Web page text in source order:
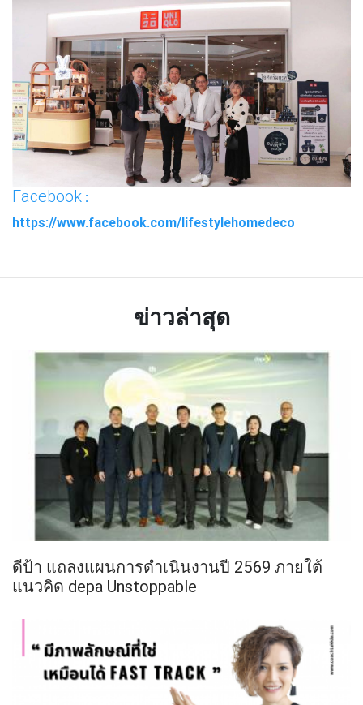
Facebook :
https://www.facebook.com/lifestylehomedeco
ข่าวล่าสุด
ดีป้า แถลงแผนการดำเนินงานปี 2569 ภายใต้
แนวคิด depa Unstoppable